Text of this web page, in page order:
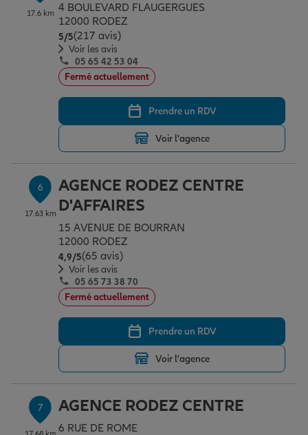
17.6 km 4 BOULEVARD FLAUGERGUES
12000 RODEZ
5/5Note de 5 sur 5
(217 avis)
Voir les avis
05 65 42 53 04
Fermé actuellement
Prendre un RDV
Voir l'agence
6
17.63 km
AGENCE RODEZ CENTRE
D'AFFAIRES
15 AVENUE DE BOURRAN
12000 RODEZ
4,9/5Note de 4.9 sur 5
(65 avis)
Voir les avis
05 65 73 38 70
Fermé actuellement
Prendre un RDV
Voir l'agence
7 AGENCE RODEZ CENTRE
6 RUE DE ROME